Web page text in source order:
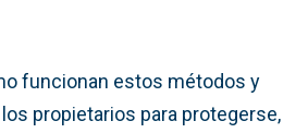
funcionan estos métodos y
propietarios para protegerse,